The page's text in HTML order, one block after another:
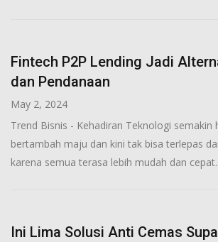
Fintech P2P Lending Jadi
dan Pendanaan
May 2, 2024
Trend Bisnis - Kehadiran Teknologi semakin
bertambah maju dan kini tak bisa terlepas
karena semua terasa lebih mudah dan
Ini Lima Solusi Anti Cemas